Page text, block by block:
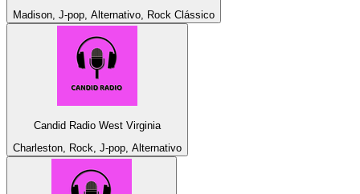
Madison, J-pop, Alternativo, Rock Clássico
Candid Radio West Virginia
Charleston, Rock, J-pop, Alternativo